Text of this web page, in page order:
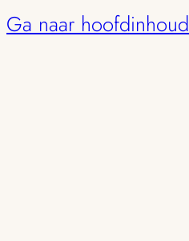
Ga naar hoofdinhoud